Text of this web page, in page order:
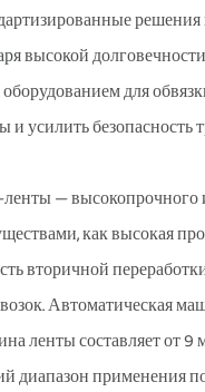
высокой
для
и усилить
— высокопрочного
как высокая
вторичной
Автоматическая
ленты составляет от
диапазон применения